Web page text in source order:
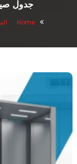
جدول
Home